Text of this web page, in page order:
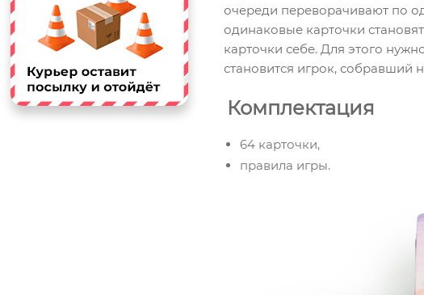
очереди переворачивают по
одинаковые карточки
карточки себе. Для этого
становится игрок, собравший
Комплектация
64 карточки,
правила игры.